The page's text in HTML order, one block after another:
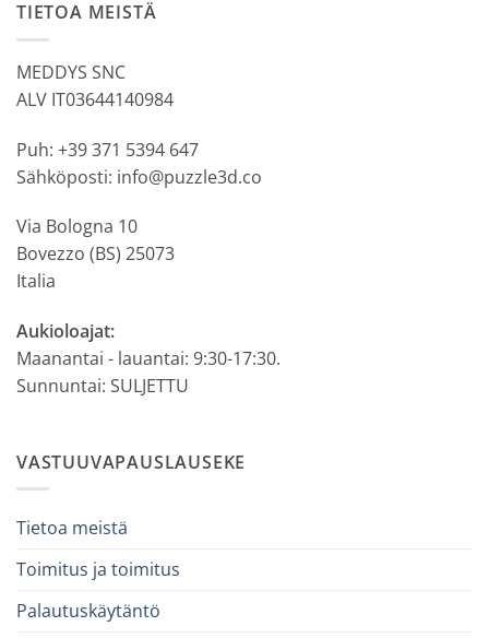
TIETOA MEISTÄ
MEDDYS SNC
ALV IT03644140984
Puh: +39 371 5394 647
Sähköposti: info@puzzle3d.co
Via Bologna 10
Bovezzo (BS) 25073
Italia
Aukioloajat:
Maanantai - lauantai: 9:30-17:30.
Sunnuntai: SULJETTU
VASTUUVAPAUSLAUSEKE
Tietoa meistä
Toimitus ja toimitus
Palautuskäytäntö